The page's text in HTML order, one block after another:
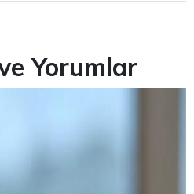
Yorumlar